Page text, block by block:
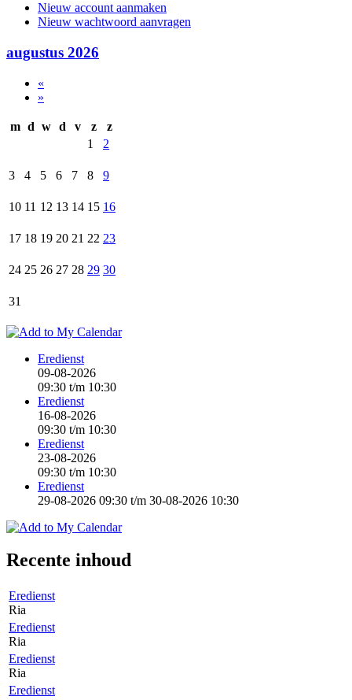
Nieuw account aanmaken
Nieuw wachtwoord aanvragen
augustus 2026
«
»
m d w d v z
z
1
2
3 4 5 6 7 8 9
10 11 12 13 14 15 16
17 18 19 20 21 22 23
24 25 26 27 28 29 30
31
Eredienst
09-08-2026
09:30 t/m 10:30
Eredienst
16-08-2026
09:30 t/m 10:30
Eredienst
23-08-2026
09:30 t/m 10:30
Eredienst
29-08-2026 09:30 t/m 30-08-2026 10:30
Recente inhoud
Eredienst
Ria
Eredienst
Ria
Eredienst
Ria
Eredienst